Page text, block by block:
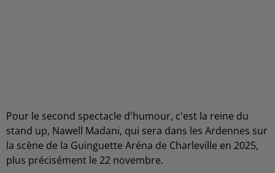
Pour le second spectacle d'humour, c'est la reine du
stand up, Nawell Madani, qui sera dans les Ardennes sur
la scène de la Guinguette Aréna de Charleville en 2025,
plus précisément le 22 novembre.